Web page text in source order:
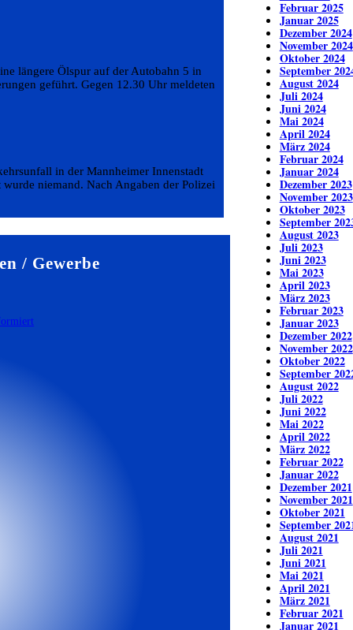
längere Ölspur auf der Autobahn 5 in
geführt. Gegen 12.30 Uhr meldeten
in der Mannheimer Innenstadt
niemand. Nach Angaben der Polizei
/ Gewerbe
Februar 2025
Januar 2025
Dezember 2024
November 2024
Oktober 2024
September
August 2024
Juli 2024
Juni 2024
Mai 2024
April 2024
März 2024
Februar 2024
Januar 2024
Dezember 2023
November 2023
Oktober 2023
September
August 2023
Juli 2023
Juni 2023
Mai 2023
April 2023
März 2023
Februar 2023
Januar 2023
Dezember 2022
November 2022
Oktober 2022
September
August 2022
Juli 2022
Juni 2022
Mai 2022
April 2022
März 2022
Februar 2022
Januar 2022
Dezember 2021
November 2021
Oktober 2021
September
August 2021
Juli 2021
Juni 2021
Mai 2021
April 2021
März 2021
Februar 2021
Januar 2021